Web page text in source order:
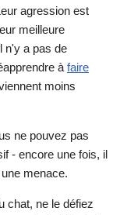
agression est
meilleure
n'y a pas de
à faire
moins
ne pouvez pas
- encore une fois, il
menace.
chat, ne le défiez